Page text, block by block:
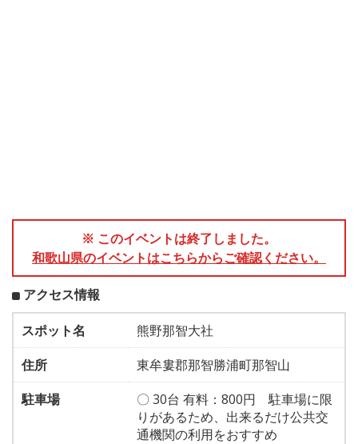
※ このイベントは終了しました。
和歌山県のイベントはこちらからご確認ください。
アクセス情報
スポット名
熊野那智大社
住所
東牟婁郡那智勝浦町那智山
駐車場
〇 30台 有料：800円 駐車場に限
りがあるため、出来るだけ公共交
通機関の利用をおすすめ